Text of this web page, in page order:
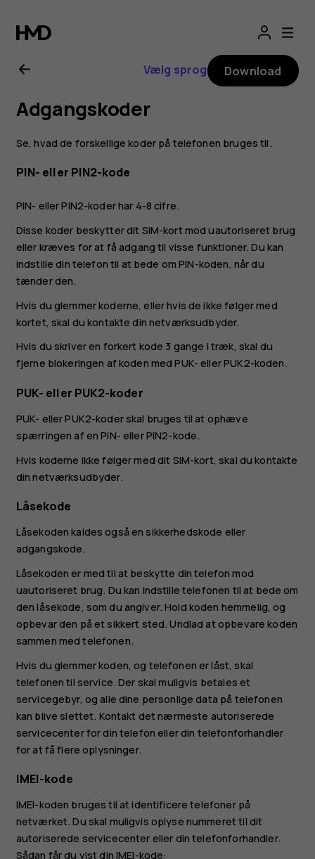
Brugervejledning
til
Nokia
XR20
Vælg sprog Download
Adgangskoder
Se, hvad de forskellige koder på telefonen bruges til.
PIN- eller PIN2-kode
PIN- eller PIN2-koder har 4-8 cifre.
Disse koder beskytter dit SIM-kort mod uautoriseret brug
eller kræves for at få adgang til visse funktioner. Du kan
indstille din telefon til at bede om PIN-koden, når du
tænder den.
Hvis du glemmer koderne, eller hvis de ikke følger med
kortet, skal du kontakte din netværksudbyder.
Hvis du skriver en forkert kode 3 gange i træk, skal du
fjerne blokeringen af koden med PUK- eller PUK2-koden.
PUK- eller PUK2-koder
PUK- eller PUK2-koder skal bruges til at ophæve
spærringen af en PIN- eller PIN2-kode.
Hvis koderne ikke følger med dit SIM-kort, skal du kontakte
din netværksudbyder.
Låsekode
Låsekoden kaldes også en sikkerhedskode eller
adgangskode.
Låsekoden er med til at beskytte din telefon mod
uautoriseret brug. Du kan indstille telefonen til at bede om
den låsekode, som du angiver. Hold koden hemmelig, og
opbevar den på et sikkert sted. Undlad at opbevare koden
sammen med telefonen.
Hvis du glemmer koden, og telefonen er låst, skal
telefonen til service. Der skal muligvis betales et
servicegebyr, og alle dine personlige data på telefonen
kan blive slettet. Kontakt det nærmeste autoriserede
servicecenter for din telefon eller din telefonforhandler
for at få flere oplysninger.
IMEI-kode
IMEI-koden bruges til at identificere telefoner på
netværket. Du skal muligvis oplyse nummeret til dit
autoriserede servicecenter eller din telefonforhandler.
Sådan får du vist din IMEI-kode: